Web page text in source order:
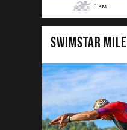
1 км
SWIMSTAR MILE